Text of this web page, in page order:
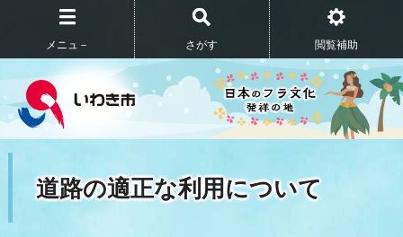
メニュ－ さがす 閲覧補助
道路の適正な利用について